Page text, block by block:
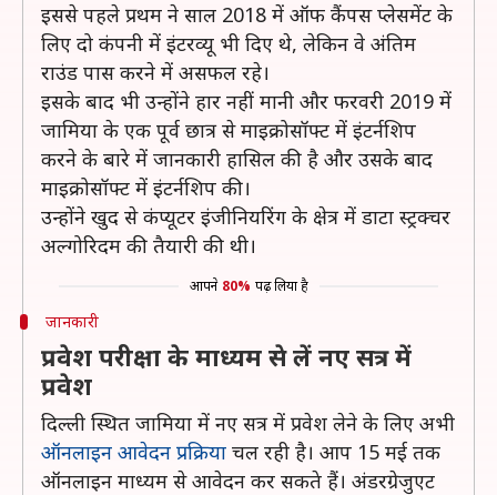
इससे पहले प्रथम ने साल 2018 में ऑफ कैंपस प्लेसमेंट के
लिए दो कंपनी में इंटरव्यू भी दिए थे, लेकिन वे अंतिम
राउंड पास करने में असफल रहे।
इसके बाद भी उन्होंने हार नहीं मानी और फरवरी 2019 में
जामिया के एक पूर्व छात्र से माइक्रोसॉफ्ट में इंटर्नशिप
करने के बारे में जानकारी हासिल की है और उसके बाद
माइक्रोसॉफ्ट में इंटर्नशिप की।
उन्होंने खुद से कंप्यूटर इंजीनियरिंग के क्षेत्र में डाटा स्ट्रक्चर
अल्गोरिदम की तैयारी की थी।
आपने 80% पढ़ लिया है
जानकारी
प्रवेश परीक्षा के माध्यम से लें नए सत्र में
प्रवेश
दिल्ली स्थित जामिया में नए सत्र में प्रवेश लेने के लिए अभी
ऑनलाइन आवेदन प्रक्रिया चल रही है। आप 15 मई तक
ऑनलाइन माध्यम से आवेदन कर सकते हैं। अंडरग्रेजुएट